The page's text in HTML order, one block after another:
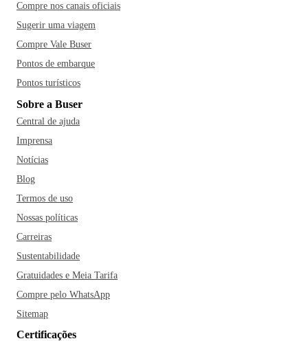
Compre nos canais oficiais
Sugerir uma viagem
Compre Vale Buser
Pontos de embarque
Pontos turísticos
Sobre a Buser
Central de ajuda
Imprensa
Notícias
Blog
Termos de uso
Nossas políticas
Carreiras
Sustentabilidade
Gratuidades e Meia Tarifa
Compre pelo WhatsApp
Sitemap
Certificações